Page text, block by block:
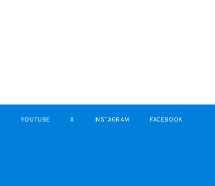
YOUTUBE X INSTAGRAM FACEBOOK